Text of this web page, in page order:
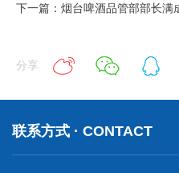
下一篇：烟台啤酒品管部部长满
分享
联系方式 · CONTACT